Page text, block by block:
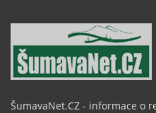
ŠumavaNet.CZ - informace o